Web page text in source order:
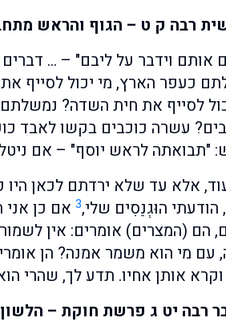
רבה ק ט – הגוף והראש
אותם וידבר על ליבם" – …
כעפר הארץ, מי יכול לסייף
לסייף את חית השדה?
עשרה כוכבים בקשו לאבד
"תבואתה לראש יוסף" – אם
אלא עד שלא ירדתם לכאן
הודעתי הוּגְנֵסִים שלי,3 אם כן
הם (המצרים) אומרים: אין
עם מי הוא משמר אמנה? הן
אותן אחיו. תדע לך, שהרי
רבה יט ג פרשת חוקת –